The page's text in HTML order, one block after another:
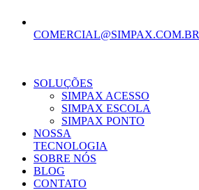
COMERCIAL@SIMPAX.COM.BR
SOLUÇÕES
SIMPAX ACESSO
SIMPAX ESCOLA
SIMPAX PONTO
NOSSA
TECNOLOGIA
SOBRE NÓS
BLOG
CONTATO